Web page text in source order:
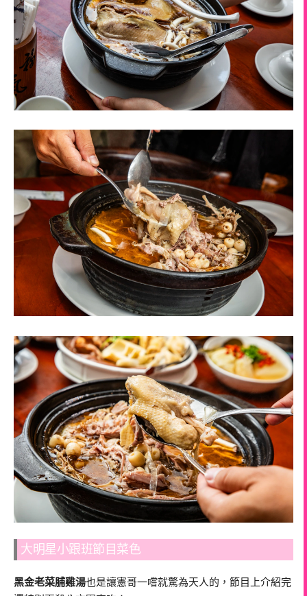
大明星小跟班節目菜色
黑金老菜脯雞湯也是讓憲哥一嚐就驚為天人的，節目上介紹完